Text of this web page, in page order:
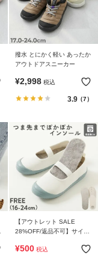
撥水 とにかく軽い あったか
アウトドアスニーカー
¥2,998 税込
3.9（7）
【アウトレット SALE
28%OFF/返品不可】サイズ
シブル あったかインソール
¥500 税込